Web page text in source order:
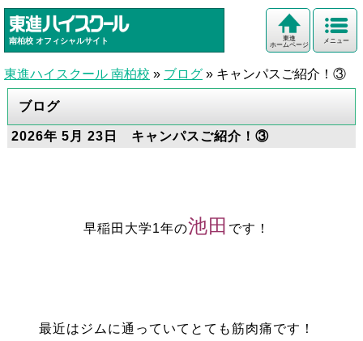
南柏校 オフィシャルサイト メニュー
東進
ホームページ
東進ハイスクール 南柏校 » ブログ » キャンパスご紹介！③
ブログ
2026年 5月 23日 キャンパスご紹介！③
早稲田大学1年の池田 です！
最近はジムに通っていてとても筋肉痛です！